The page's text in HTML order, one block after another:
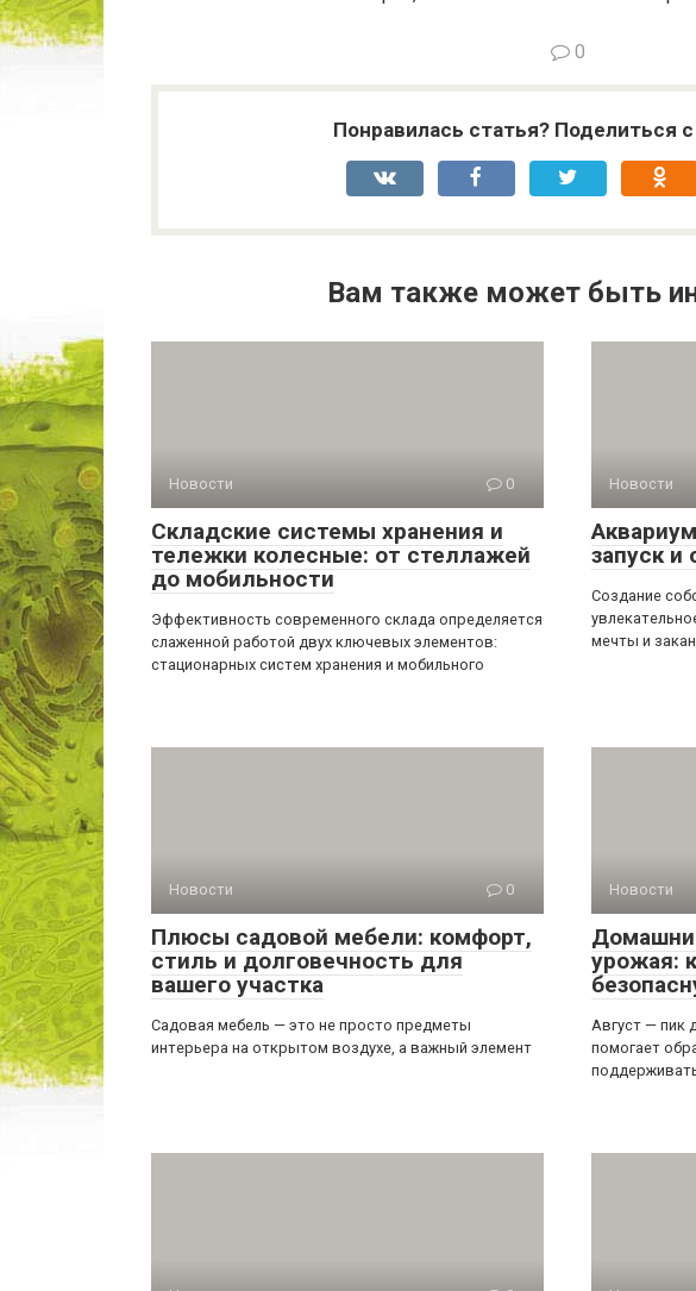
0
Понравилась статья? Поделиться
Вам также может быть
Новости 0
Складские системы хранения и
тележки колесные: от стеллажей
до мобильности
Эффективность современного склада определяется
слаженной работой двух ключевых элементов:
стационарных систем хранения и мобильного
Новости
запуск и
Создание
мечты и
Новости 0
Плюсы садовой мебели: комфорт,
стиль и долговечность для
вашего участка
Садовая мебель — это не просто предметы
интерьера на открытом воздухе, а важный элемент
Новости
урожая:
Август — пик
помогает